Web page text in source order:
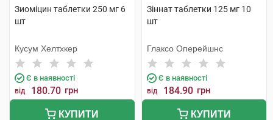
Зиоміцин таблетки 250 мг 6
шт
Кусум Хелтхкер
Є в наявності
від 180.70 грн
КУПИТИ
Зіннат таблетки 125 мг 10
шт
Глаксо Оперейшнс
Є в наявності
від 184.90 грн
КУПИТИ